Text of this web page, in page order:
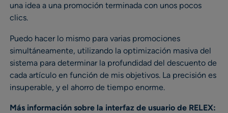
una idea a una promoción terminada con unos pocos
clics.
Puedo hacer lo mismo para varias promociones
simultáneamente, utilizando la optimización masiva del
sistema para determinar la profundidad del descuento de
cada artículo en función de mis objetivos. La precisión es
insuperable, y el ahorro de tiempo enorme.
Más información sobre la interfaz de usuario de RELEX: